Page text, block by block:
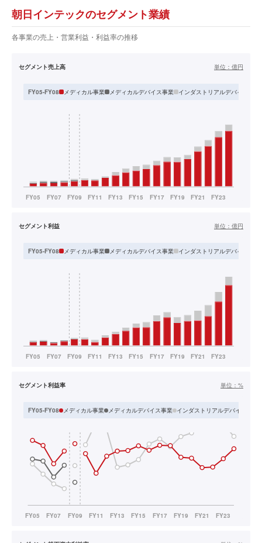
朝日インテックのセグメント業績
各事業の売上・営業利益・利益率の推移
セグメント売上高 単位： 億円
FY05-FY08 メディカル事業 メディカルデバイス事業 インダストリアルデバイス事業
セグメント利益 単位： 億円
FY05-FY08 メディカル事業 メディカルデバイス事業 インダストリアルデバイス事業
セグメント利益率 単位： %
FY05-FY08 メディカル事業 メディカルデバイス事業 インダストリアルデバイス事業